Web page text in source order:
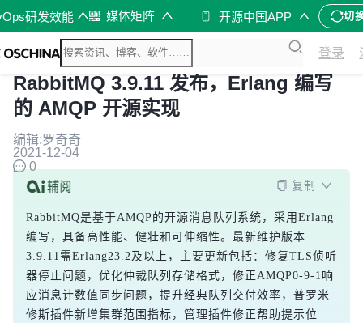
研发效能 媒体矩阵 开源中国APP 切
登录
RabbitMQ 3.9.11 发布，Erlang 编写
的 AMQP 开源实现
编辑:罗奇奇
2021-12-04
0
复制
RabbitMQ是基于AMQP的开源消息队列系统，采用Erlang
编写，具备高性能、健壮和可伸缩性。最新维护版本
3.9.11需Erlang23.2及以上，主要更新包括：修复TLS侦听
器停止问题，优化仲裁队列存储格式，修正AMQP0-9-1响
应消息计数值同步问题，提升经典队列交付效率，普罗米
修斯插件新增集群范围指标，管理插件修正帮助提示位